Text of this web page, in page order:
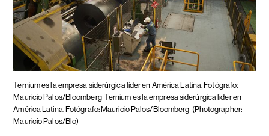
Ternium es la empresa siderúrgica líder en América Latina. Fotógrafo:
Mauricio Palos/Bloomberg Ternium es la empresa siderúrgica líder en
América Latina. Fotógrafo: Mauricio Palos/Bloomberg (Photographer:
Mauricio Palos/Blo)